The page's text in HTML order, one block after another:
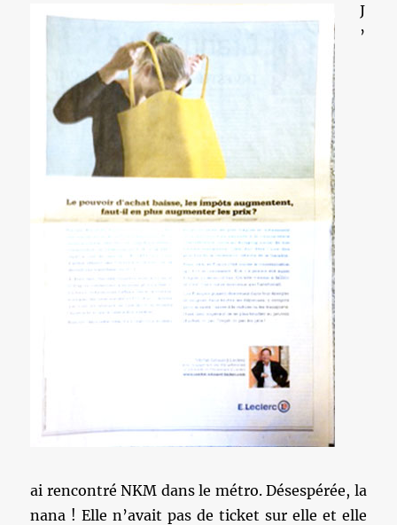
J
’
ai rencontré NKM dans le métro. Désespérée, la
nana ! Elle n’avait pas de ticket sur elle et elle